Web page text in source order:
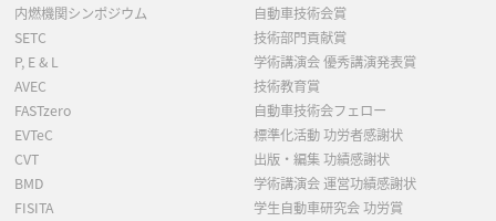
内燃機関シンポジウム
SETC
P, E & L
AVEC
FASTzero
EVTeC
CVT
BMD
FISITA
自動車技術会賞
技術部門貢献賞
学術講演会 優秀講演発表賞
技術教育賞
自動車技術会フェロー
標準化活動 功労者感謝状
出版・編集 功績感謝状
学術講演会 運営功績感謝状
学生自動車研究会 功労賞